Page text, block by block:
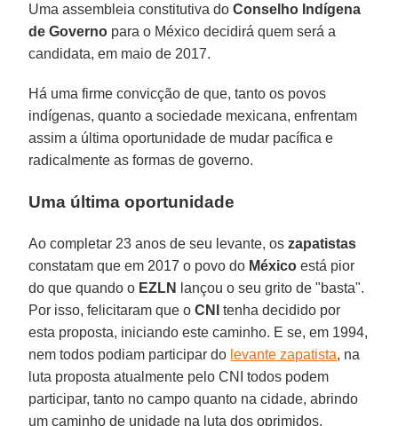
Uma assembleia constitutiva do Conselho Indígena
de Governo para o México decidirá quem será a
candidata, em maio de 2017.
Há uma firme convicção de que, tanto os povos
indígenas, quanto a sociedade mexicana, enfrentam
assim a última oportunidade de mudar pacífica e
radicalmente as formas de governo.
Uma última oportunidade
Ao completar 23 anos de seu levante, oszapatistas
constatam que em 2017 o povo do México está pior
do que quando o EZLN
lançou o seu grito de "basta".
Por isso, felicitaram que oCNI
tenha decidido por
esta proposta, iniciando este caminho. E se, em 1994,
nem todos podiam participar do levante zapatista, na
luta proposta atualmente pelo CNI todos podem
participar, tanto no campo quanto na cidade, abrindo
um caminho de unidade na luta dos oprimidos.